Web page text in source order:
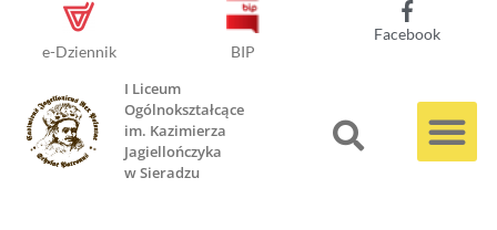
e-Dziennik BIP
Facebook
I Liceum
Ogólnokształcące
im. Kazimierza
Jagiellończyka
w Sieradzu